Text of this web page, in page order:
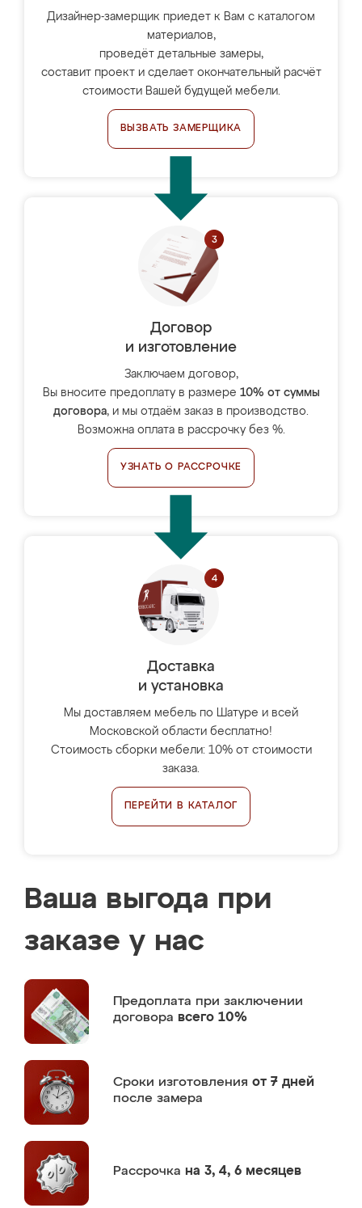
Дизайнер-замерщик приедет к Вам с каталогом
материалов,
проведёт детальные замеры,
составит проект и сделает окончательный расчёт
стоимости Вашей будущей мебели.
ВЫЗВАТЬ ЗАМЕРЩИКА
Договор
и изготовление
Заключаем договор,
Вы вносите предоплату в размере 10% от суммы
договора, и мы отдаём заказ в производство.
Возможна оплата в рассрочку без %.
УЗНАТЬ О РАССРОЧКЕ
Доставка
и установка
Мы доставляем мебель по Шатуре и всей
Московской области бесплатно!
Стоимость сборки мебели: 10% от стоимости
заказа.
ПЕРЕЙТИ В КАТАЛОГ
Ваша выгода при
заказе у нас
Предоплата при заключении
договора всего 10%
Сроки изготовления от 7 дней
после замера
Рассрочка на 3, 4, 6 месяцев